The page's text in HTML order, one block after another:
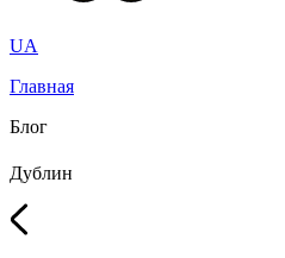
UA
Главная
Блог
Дублин